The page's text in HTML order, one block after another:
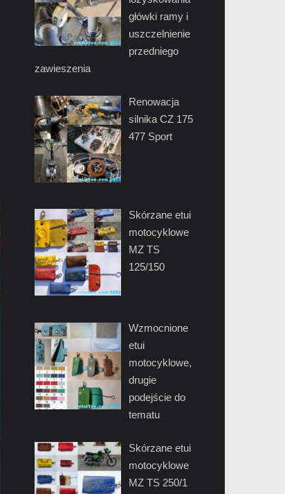
główki ramy i
uszczelnienie
przedniego
zawieszenia
Renowacja
silnika CZ 175
477 Sport
Skórzane etui
motocyklowe
MZ TS
125/150
Wzmocnione
etui
motocyklowe,
drugie
podejście do
tematu
Skórzane etui
motocyklowe
MZ TS 250/1